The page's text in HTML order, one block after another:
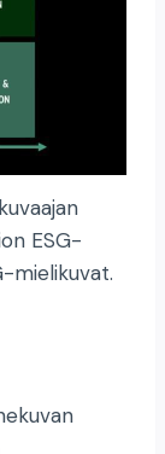
ESG-
mielikuvat.